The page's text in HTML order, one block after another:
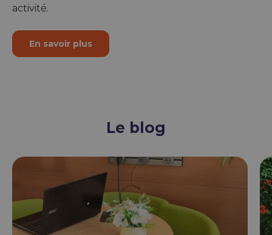
activité.
En savoir plus
Le blog